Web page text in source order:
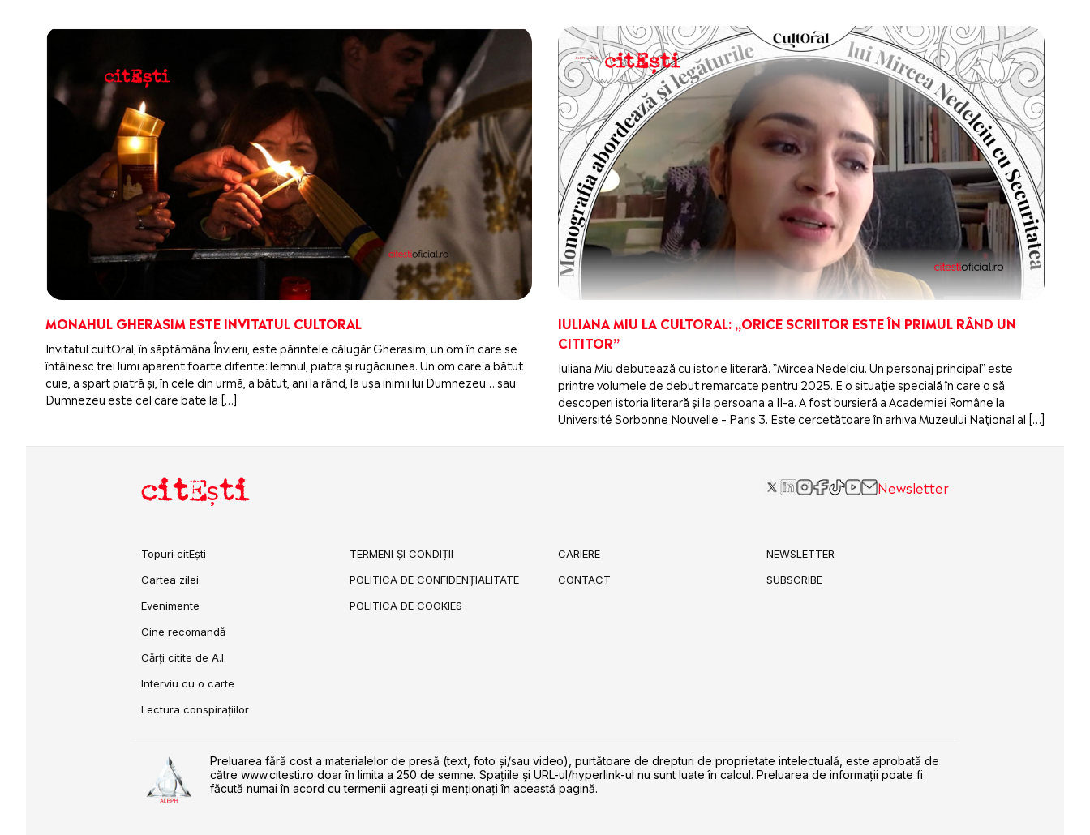
MONAHUL GHERASIM ESTE INVITATUL CULTORAL
Invitatul cultOral, în săptămâna Învierii, este părintele călugăr Gherasim, un om în care se
întâlnesc trei lumi aparent foarte diferite: lemnul, piatra și rugăciunea. Un om care a bătut
cuie, a spart piatră și, în cele din urmă, a bătut, ani la rând, la ușa inimii lui Dumnezeu… sau
Dumnezeu este cel care bate la […]
IULIANA MIU LA CULTORAL: „ORICE SCRIITOR ESTE ÎN PRIMUL RÂND UN
CITITOR”
Iuliana Miu debutează cu istorie literară. ”Mircea Nedelciu. Un personaj principal” este
printre volumele de debut remarcate pentru 2025. E o situație specială în care o să
descoperi istoria literară și la persoana a II-a. A fost bursieră a Academiei Române la
Université Sorbonne Nouvelle – Paris 3. Este cercetătoare în arhiva Muzeului Național al […]
citEști Newsletter
Topuri citEști
Cartea zilei
Evenimente
Cine recomandă
Cărți citite de A.I.
Interviu cu o carte
Lectura conspirațiilor
TERMENI ȘI CONDIȚII
POLITICA DE CONFIDENȚIALITATE
POLITICA DE COOKIES
CARIERE
CONTACT
NEWSLETTER
SUBSCRIBE
Preluarea fără cost a materialelor de presă (text, foto și/sau video), purtătoare de drepturi de proprietate intelectuală, este aprobată de
către www.citesti.ro doar în limita a 250 de semne. Spaţiile şi URL-ul/hyperlink-ul nu sunt luate în calcul. Preluarea de informaţii poate fi
făcută numai în acord cu termenii agreaţi şi menţionaţi în această pagină.